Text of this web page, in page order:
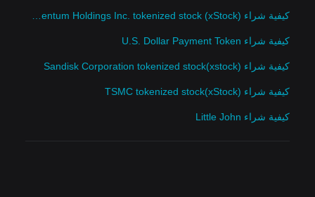
كيفية شراء U.S. Dollar Payment Token
كيفية شراء Sandisk Corporation tokenized stock(xstock)
كيفية شراء TSMC tokenized stock(xStock)
كيفية شراء Little John